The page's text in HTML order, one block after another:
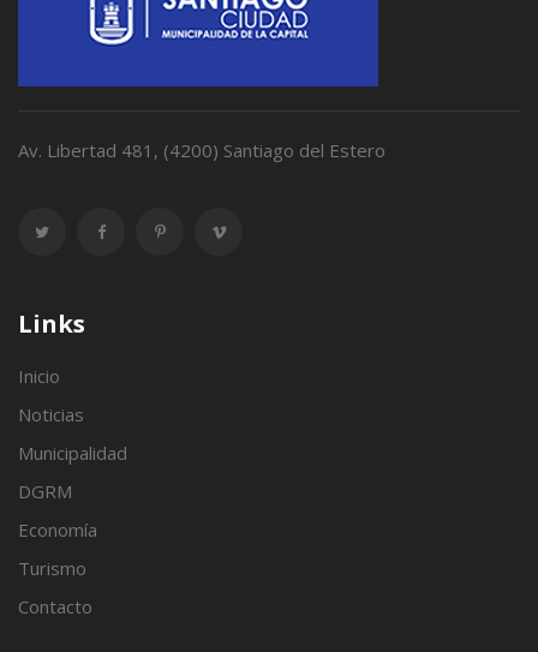
Av. Libertad 481, (4200) Santiago del Estero
Links
Inicio
Noticias
Municipalidad
DGRM
Economía
Turismo
Contacto